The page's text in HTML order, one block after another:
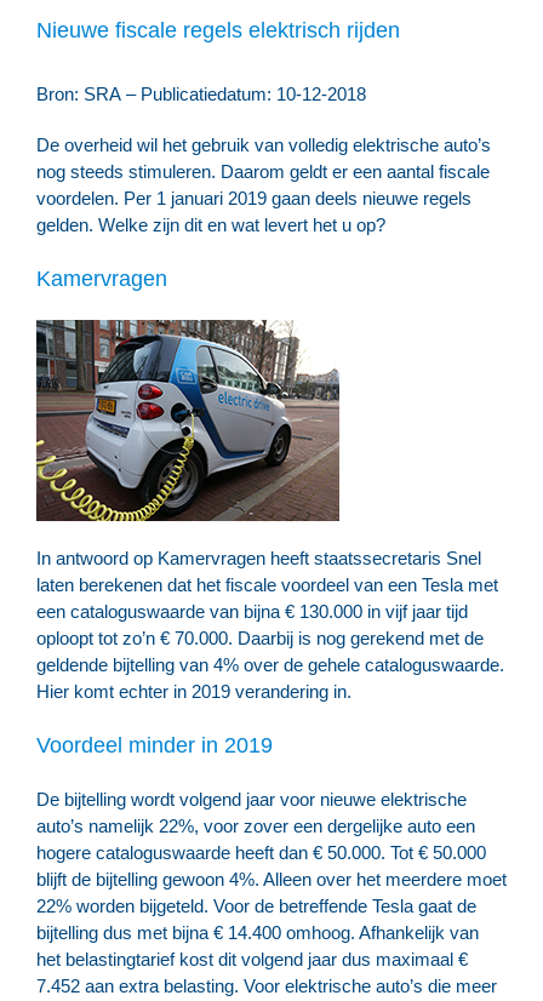
Nieuwe fiscale regels elektrisch rijden
Bron: SRA – Publicatiedatum: 10-12-2018
De overheid wil het gebruik van volledig elektrische auto’s
nog steeds stimuleren. Daarom geldt er een aantal fiscale
voordelen. Per 1 januari 2019 gaan deels nieuwe regels
gelden. Welke zijn dit en wat levert het u op?
Kamervragen
In antwoord op Kamervragen heeft staatssecretaris Snel
laten berekenen dat het fiscale voordeel van een Tesla met
een cataloguswaarde van bijna € 130.000 in vijf jaar tijd
oploopt tot zo’n € 70.000. Daarbij is nog gerekend met de
geldende bijtelling van 4% over de gehele cataloguswaarde.
Hier komt echter in 2019 verandering in.
Voordeel minder in 2019
De bijtelling wordt volgend jaar voor nieuwe elektrische
auto’s namelijk 22%, voor zover een dergelijke auto een
hogere cataloguswaarde heeft dan € 50.000. Tot € 50.000
blijft de bijtelling gewoon 4%. Alleen over het meerdere moet
22% worden bijgeteld. Voor de betreffende Tesla gaat de
bijtelling dus met bijna € 14.400 omhoog. Afhankelijk van
het belastingtarief kost dit volgend jaar dus maximaal €
7.452 aan extra belasting. Voor elektrische auto’s die meer